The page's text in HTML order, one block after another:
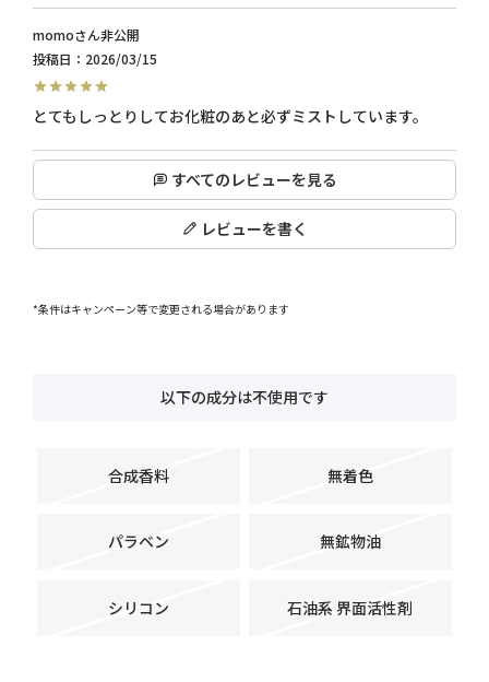
momo
非公開
投稿日
2026/03/15
すべてのレビューを見る
レビューを書く
*条件はキャンペーン等で変更される場合があります
以下の成分は不使用です
合成香料 無着色
パラベン 無鉱物油
シリコン 石油系 界面活性剤